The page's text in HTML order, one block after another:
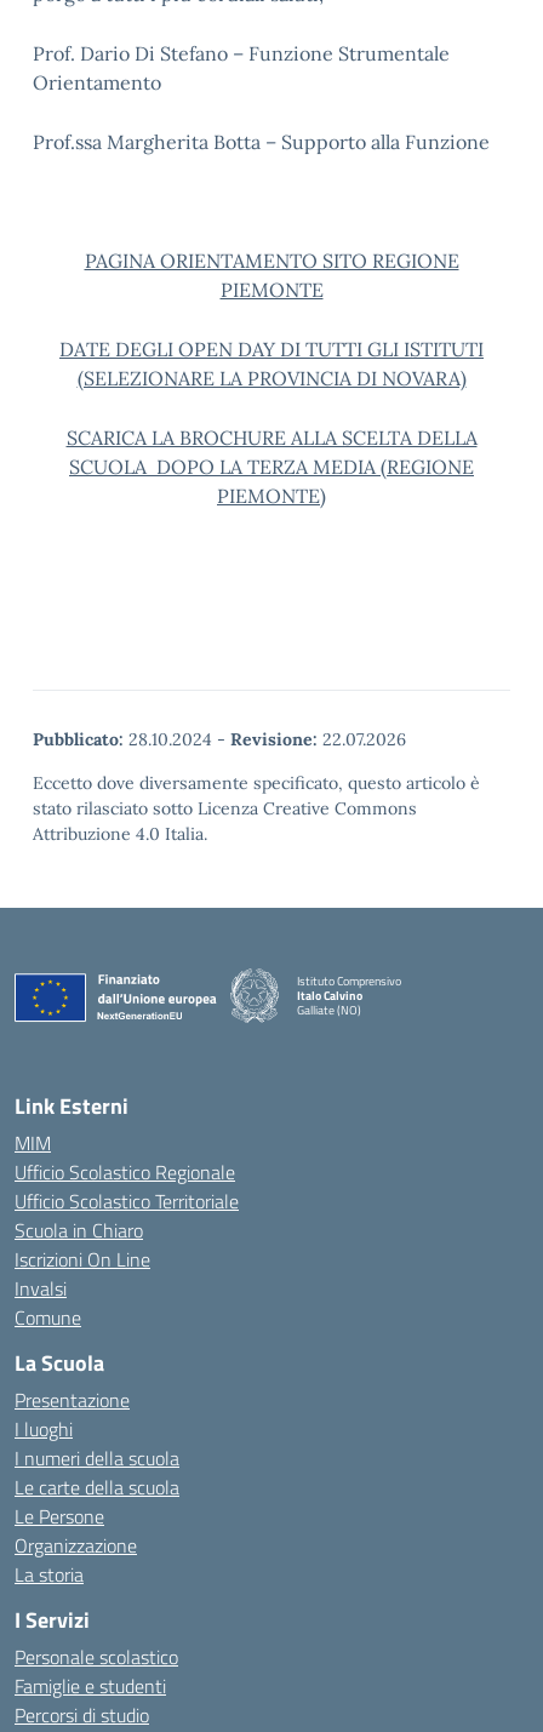
Prof. Dario Di Stefano – Funzione Strumentale
Orientamento
Prof.ssa Margherita Botta – Supporto alla Funzione
PAGINA ORIENTAMENTO SITO REGIONE
PIEMONTE
DATE DEGLI OPEN DAY DI TUTTI GLI ISTITUTI
(SELEZIONARE LA PROVINCIA DI NOVARA)
SCARICA LA BROCHURE ALLA SCELTA DELLA
SCUOLA DOPO LA TERZA MEDIA (REGIONE
PIEMONTE)
Pubblicato: 28.10.2024 - Revisione: 22.07.2026
Eccetto dove diversamente specificato, questo articolo è
stato rilasciato sotto Licenza Creative Commons
Attribuzione 4.0 Italia.
Istituto Comprensivo
Italo Calvino
Galliate (NO)
Link Esterni
MIM
Ufficio Scolastico Regionale
Ufficio Scolastico Territoriale
Scuola in Chiaro
Iscrizioni On Line
Invalsi
Comune
La Scuola
Presentazione
I luoghi
I numeri della scuola
Le carte della scuola
Le Persone
Organizzazione
La storia
I Servizi
Personale scolastico
Famiglie e studenti
Percorsi di studio